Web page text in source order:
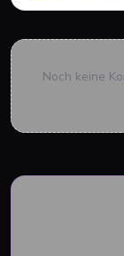
Noch keine